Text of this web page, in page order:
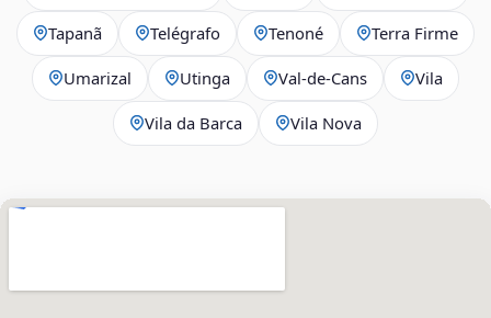
Tapanã Telégrafo Tenoné Terra Firme
Umarizal Utinga Val-de-Cans Vila
Vila da Barca Vila Nova